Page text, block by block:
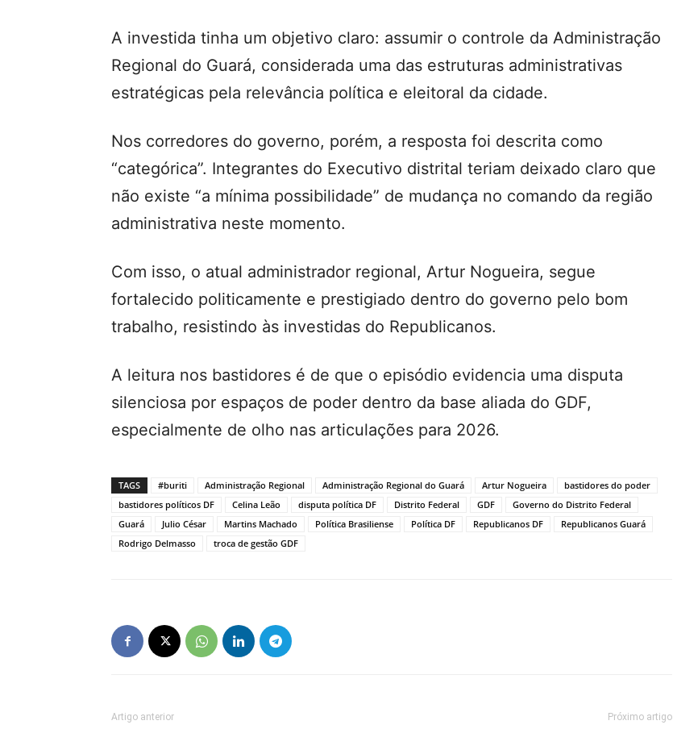
A investida tinha um objetivo claro: assumir o controle da Administração
Regional do Guará, considerada uma das estruturas administrativas
estratégicas pela relevância política e eleitoral da cidade.
Nos corredores do governo, porém, a resposta foi descrita como
“categórica”. Integrantes do Executivo distrital teriam deixado claro que
não existe “a mínima possibilidade” de mudança no comando da região
administrativa neste momento.
Com isso, o atual administrador regional, Artur Nogueira, segue
fortalecido politicamente e prestigiado dentro do governo pelo bom
trabalho, resistindo às investidas do Republicanos.
A leitura nos bastidores é de que o episódio evidencia uma disputa
silenciosa por espaços de poder dentro da base aliada do GDF,
especialmente de olho nas articulações para 2026.
TAGS #buriti Administração Regional Administração Regional do Guará Artur Nogueira
bastidores do poder
bastidores políticos DF
Celina Leão disputa política DF Distrito Federal GDF
Governo do Distrito Federal
Guará
Julio César Martins Machado Política Brasiliense Política DF Republicanos DF
Republicanos Guará
Rodrigo Delmasso
troca de gestão GDF
Artigo anterior Próximo artigo